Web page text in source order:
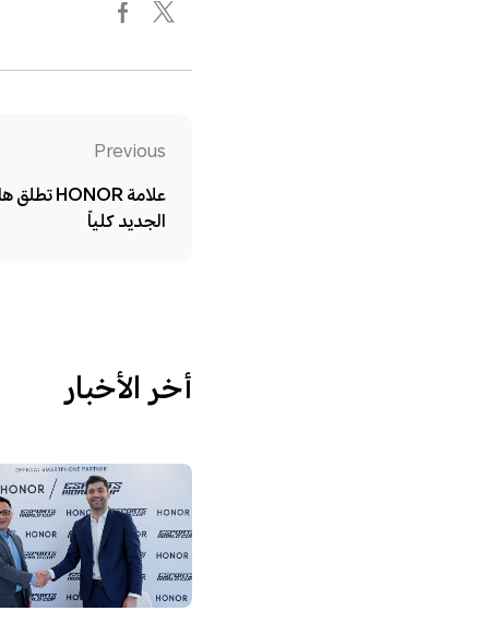
Previous
الجديد كلياً
أخر الأخبار